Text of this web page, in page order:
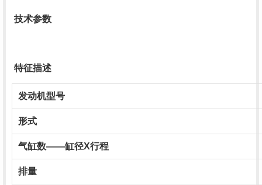
技术参数
特征描述
发动机型号
形式
气缸数——缸径X行程
排量